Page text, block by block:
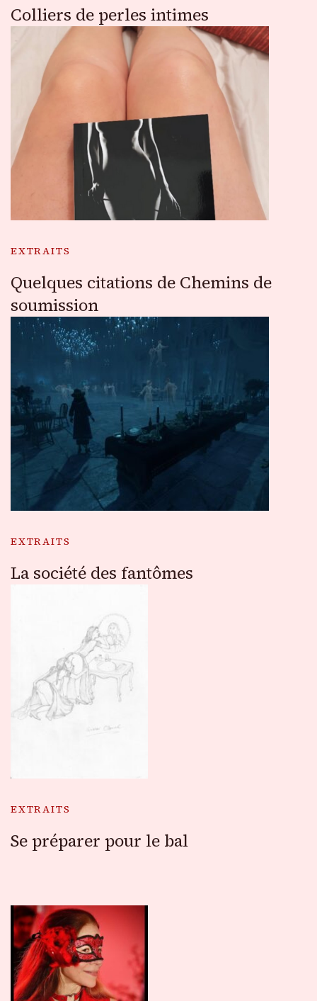
Colliers de perles intimes
EXTRAITS
Quelques citations de Chemins de
soumission
EXTRAITS
La société des fantômes
EXTRAITS
Se préparer pour le bal